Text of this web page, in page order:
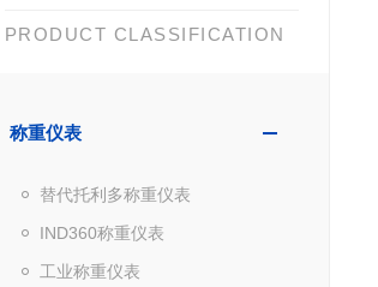
PRODUCT CLASSIFICATION
称重仪表
替代托利多称重仪表
IND360称重仪表
工业称重仪表